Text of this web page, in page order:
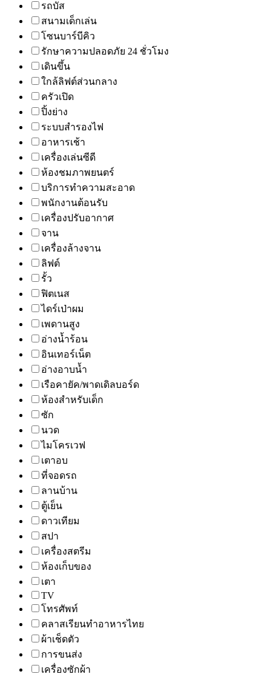
รถบัส
สนามเด็กเล่น
โซนบาร์บีคิว
รักษาความปลอดภัย 24 ชั่วโมง
เดินขึ้น
ใกล้ลิฟต์ส่วนกลาง
ครัวเปิด
ปิ้งย่าง
ระบบสำรองไฟ
อาหารเช้า
เครื่องเล่นซีดี
ห้องชมภาพยนตร์
บริการทำความสะอาด
พนักงานต้อนรับ
เครื่องปรับอากาศ
จาน
เครื่องล้างจาน
ลิฟต์
รั้ว
ฟิตเนส
ไดร์เป่าผม
เพดานสูง
อ่างน้ำร้อน
อินเทอร์เน็ต
อ่างอาบน้ำ
เรือคายัค/พาดเดิลบอร์ด
ห้องสำหรับเด็ก
ซัก
นวด
ไมโครเวฟ
เตาอบ
ที่จอดรถ
ลานบ้าน
ตู้เย็น
ดาวเทียม
สปา
เครื่องสตรีม
ห้องเก็บของ
เตา
TV
โทรศัพท์
คลาสเรียนทำอาหารไทย
ผ้าเช็ดตัว
การขนส่ง
เครื่องซักผ้า